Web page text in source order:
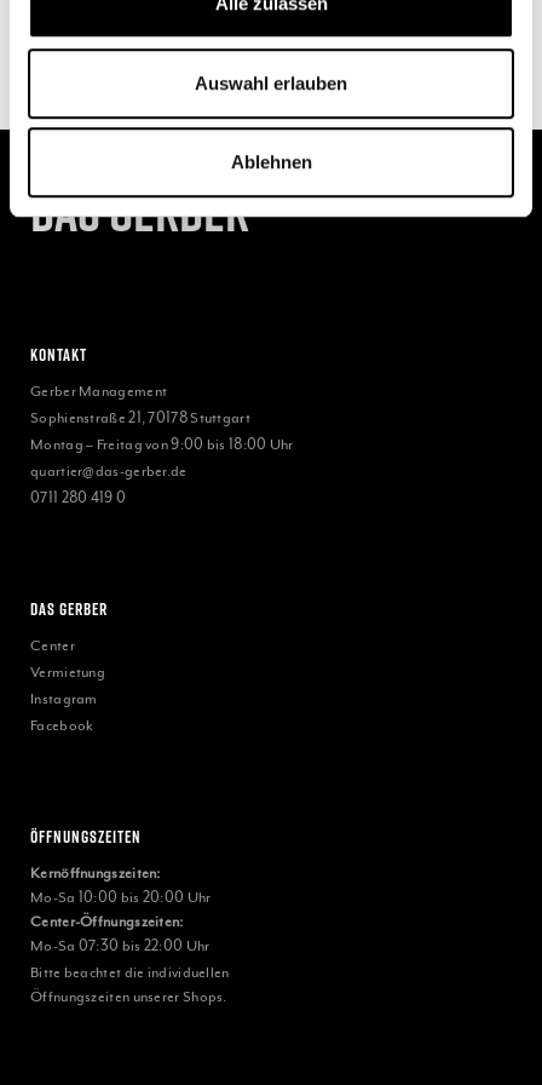
Auswahl erlauben
Ablehnen
wird bei Bedarf aktualisiert.
Das gerber
Kontakt
Gerber Management
Sophienstraße 21, 70178 Stuttgart
Montag – Freitag von 9:00 bis 18:00 Uhr
quartier@das-gerber.de
0711 280 419 0
Das Gerber
Center
Vermietung
Instagram
Facebook
Öffnungszeiten
Kernöffnungszeiten:
Mo-Sa 10:00 bis 20:00 Uhr
Center-Öffnungszeiten:
Mo-Sa 07:30 bis 22:00 Uhr
Bitte beachtet die individuellen
Öffnungszeiten unserer Shops.